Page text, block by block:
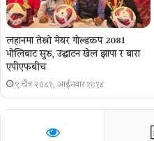
लहानमा तेस्रो मेयर गोल्डकप 2081
भोलिबाट सुरु, उद्घाटन खेल झापा र बारा
एपीएफबीच
९ चैत्र २०८१, आईतवार ११:१४